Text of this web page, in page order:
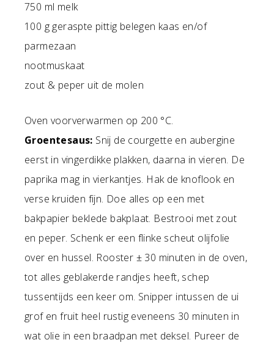
750 ml melk
100 g geraspte pittig belegen kaas en/of
parmezaan
nootmuskaat
zout & peper uit de molen
Oven voorverwarmen op 200 °C.
Groentesaus: Snij de courgette en aubergine
eerst in vingerdikke plakken, daarna in vieren. De
paprika mag in vierkantjes. Hak de knoflook en
verse kruiden fijn. Doe alles op een met
bakpapier beklede bakplaat. Bestrooi met zout
en peper. Schenk er een flinke scheut olijfolie
over en hussel. Rooster ± 30 minuten in de oven,
tot alles geblakerde randjes heeft, schep
tussentijds een keer om. Snipper intussen de ui
grof en fruit heel rustig eveneens 30 minuten in
wat olie in een braadpan met deksel. Pureer de